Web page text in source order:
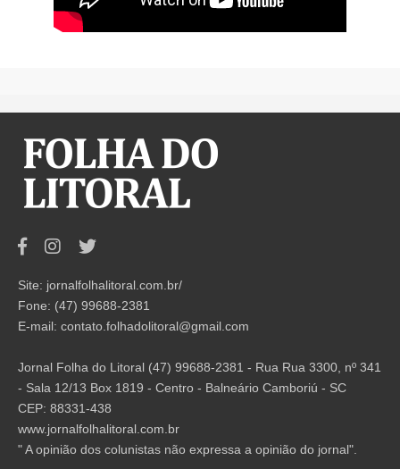
Site: jornalfolhalitoral.com.br/
Fone: (47) 99688-2381
E-mail: contato.folhadolitoral@gmail.com
Jornal Folha do Litoral (47) 99688-2381 - Rua Rua 3300, nº 341
- Sala 12/13 Box 1819 - Centro - Balneário Camboriú - SC
CEP: 88331-438
www.jornalfolhalitoral.com.br
" A opinião dos colunistas não expressa a opinião do jornal".